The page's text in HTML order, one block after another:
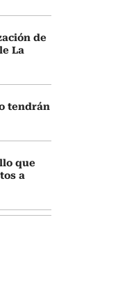
de
La
tendrán
que
a